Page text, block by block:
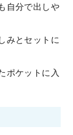
自分で出しや
みとセットに
ポケットに入